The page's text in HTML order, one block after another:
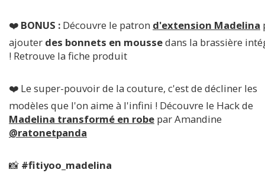
❤️ BONUS : Découvre le patron d'extension Madelina
ajouter des bonnets en moussedans la brassière
! Retrouve la fiche produit
❤️ Le super-pouvoir de la couture, c'est de décliner les
modèles que l'on aime à l'infini ! Découvre le Hack de
Madelina transformé en robe par Amandine
@ratonetpanda
📸 #fitiyoo_madelina